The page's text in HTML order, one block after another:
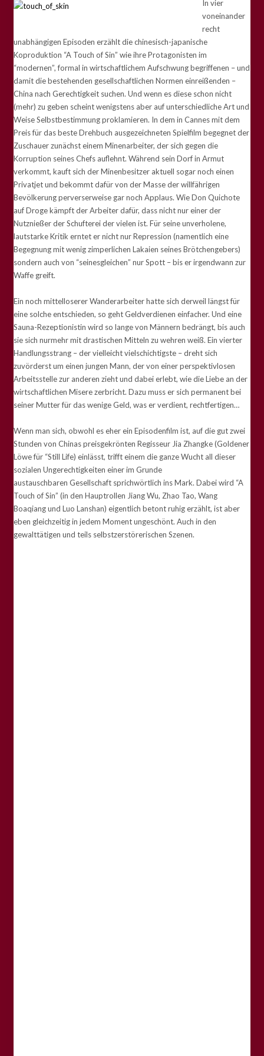
In vier
voneinander
recht
unabhängigen Episoden erzählt die chinesisch-japanische
Koproduktion “A Touch of Sin” wie ihre Protagonisten im
“modernen”, formal in wirtschaftlichem Aufschwung begriffenen – und
damit die bestehenden gesellschaftlichen Normen einreißenden –
China nach Gerechtigkeit suchen. Und wenn es diese schon nicht
(mehr) zu geben scheint wenigstens aber auf unterschiedliche Art und
Weise Selbstbestimmung proklamieren. In dem in Cannes mit dem
Preis für das beste Drehbuch ausgezeichneten Spielfilm begegnet der
Zuschauer zunächst einem Minenarbeiter, der sich gegen die
Korruption seines Chefs auflehnt. Während sein Dorf in Armut
verkommt, kauft sich der Minenbesitzer aktuell sogar noch einen
Privatjet und bekommt dafür von der Masse der willfährigen
Bevölkerung perverserweise gar noch Applaus. Wie Don Quichote
auf Droge kämpft der Arbeiter dafür, dass nicht nur einer der
Nutznießer der Schufterei der vielen ist. Für seine unverholene,
lautstarke Kritik erntet er nicht nur Repression (namentlich eine
Begegnung mit wenig zimperlichen Lakaien seines Brötchengebers)
sondern auch von “seinesgleichen” nur Spott – bis er irgendwann zur
Waffe greift.
Ein noch mittelloserer Wanderarbeiter hatte sich derweil längst für
eine solche entschieden, so geht Geldverdienen einfacher. Und eine
Sauna-Rezeptionistin wird so lange von Männern bedrängt, bis auch
sie sich nurmehr mit drastischen Mitteln zu wehren weiß. Ein vierter
Handlungsstrang – der vielleicht vielschichtigste – dreht sich
zuvörderst um einen jungen Mann, der von einer perspektivlosen
Arbeitsstelle zur anderen zieht und dabei erlebt, wie die Liebe an der
wirtschaftlichen Misere zerbricht. Dazu muss er sich permanent bei
seiner Mutter für das wenige Geld, was er verdient, rechtfertigen…
Wenn man sich, obwohl es eher ein Episodenfilm ist, auf die gut zwei
Stunden von Chinas preisgekrönten Regisseur Jia Zhangke (Goldener
Löwe für “Still Life) einlässt, trifft einem die ganze Wucht all dieser
sozialen Ungerechtigkeiten einer im Grunde
austauschbaren Gesellschaft sprichwörtlich ins Mark. Dabei wird “A
Touch of Sin” (in den Hauptrollen Jiang Wu, Zhao Tao, Wang
Boaqiang und Luo Lanshan) eigentlich betont ruhig erzählt, ist aber
eben gleichzeitig in jedem Moment ungeschönt. Auch in den
gewalttätigen und teils selbstzerstörerischen Szenen.